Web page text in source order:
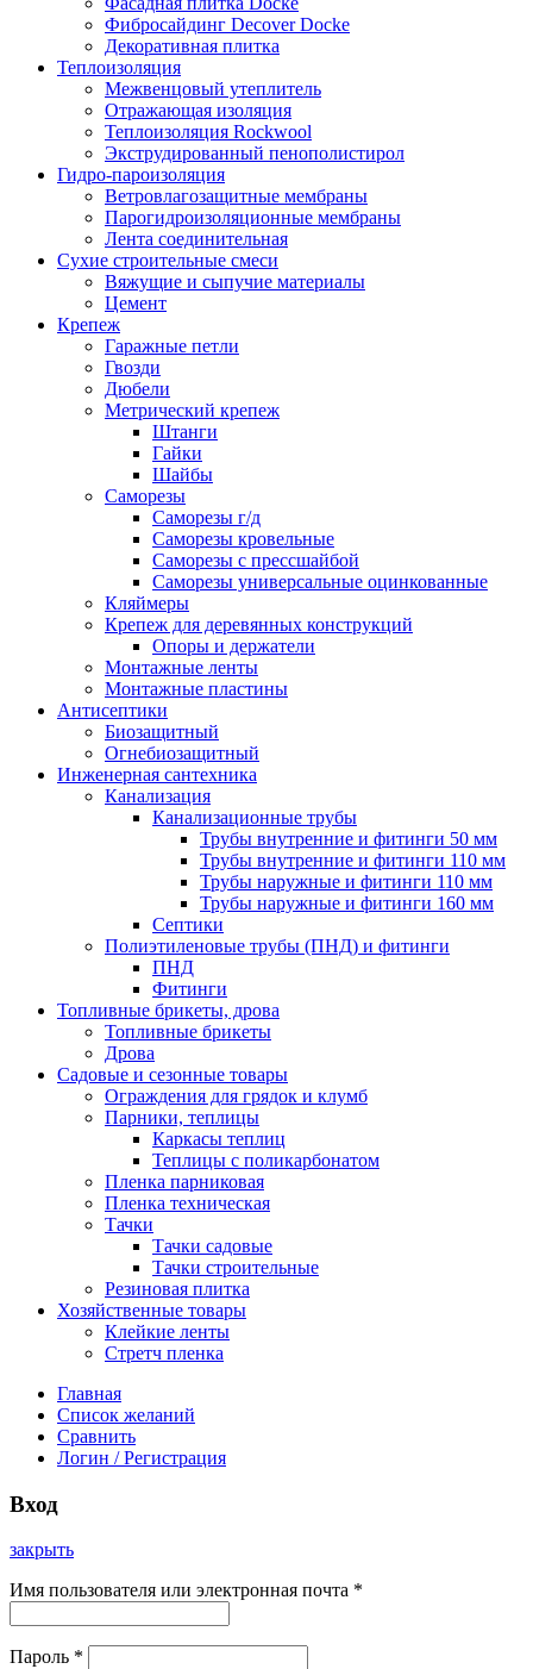
Фибросайдинг Decover Docke
Декоративная плитка
Теплоизоляция
Межвенцовый утеплитель
Отражающая изоляция
Теплоизоляция Rockwool
Экструдированный пенополистирол
Гидро-пароизоляция
Ветровлагозащитные мембраны
Парогидроизоляционные мембраны
Лента соединительная
Сухие строительные смеси
Вяжущие и сыпучие материалы
Цемент
Крепеж
Гаражные петли
Гвозди
Дюбели
Метрический крепеж
Штанги
Гайки
Шайбы
Саморезы
Саморезы г/д
Саморезы кровельные
Саморезы с прессшайбой
Саморезы универсальные оцинкованные
Кляймеры
Крепеж для деревянных конструкций
Опоры и держатели
Монтажные ленты
Монтажные пластины
Антисептики
Биозащитный
Огнебиозащитный
Инженерная сантехника
Канализация
Канализационные трубы
Трубы внутренние и фитинги 50 мм
Трубы внутренние и фитинги 110 мм
Трубы наружные и фитинги 110 мм
Трубы наружные и фитинги 160 мм
Септики
Полиэтиленовые трубы (ПНД) и фитинги
ПНД
Фитинги
Топливные брикеты, дрова
Топливные брикеты
Дрова
Садовые и сезонные товары
Ограждения для грядок и клумб
Парники, теплицы
Каркасы теплиц
Теплицы с поликарбонатом
Пленка парниковая
Пленка техническая
Тачки
Тачки садовые
Тачки строительные
Резиновая плитка
Хозяйственные товары
Клейкие ленты
Стретч пленка
Главная
Список желаний
Сравнить
Логин / Регистрация
Вход
закрыть
Имя пользователя или электронная почта *
Пароль *